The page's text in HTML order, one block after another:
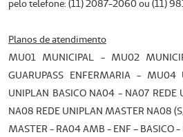
pelo telefone: (11) 2087-2060 ou (11)
Planos de atendimento
MU01 MUNICIPAL - MU02
GUARUPASS ENFERMARIA -
UNIPLAN BASICO NA04 - NA07 REDE
NA08 REDE UNIPLAN MASTER NA08
MASTER - RA04 AMB - ENF – BASICO -